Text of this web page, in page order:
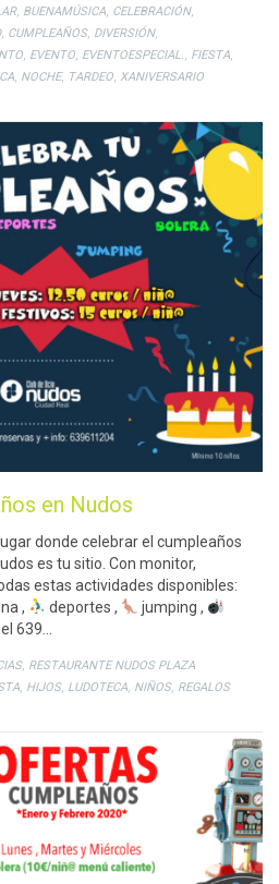
, BUENAMÚSICA CELEBRACIÓN,
, CUMPLEAÑOS, DIVERSIÓN,
EVENTO EVENTOESPECIAL. FIESTA
NOCHE, TARDEO XANIVERSARIO
en Nudos
donde celebrar el cumpleaños
es tu sitio. Con monitor,
estas actividades disponibles:
, deportes ,
jumping ,
639…
, RESTAURANTE NUDOS PLAZA
, HIJOS, LUDOTECA, NIÑOS, REGALOS